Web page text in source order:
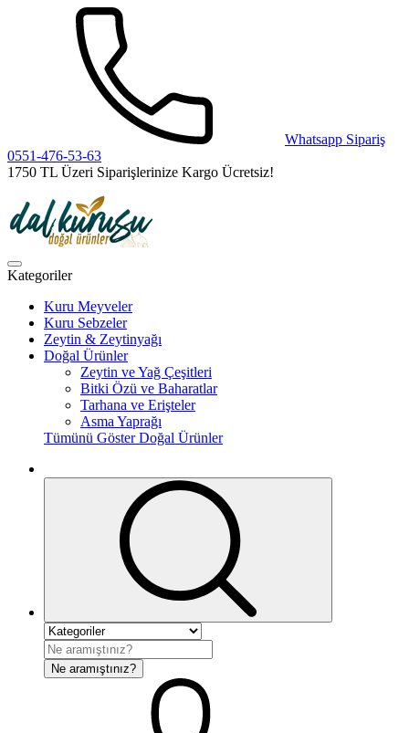
Whatsapp Sipariş
0551-476-53-63
1750 TL Üzeri Siparişlerinize Kargo Ücretsiz!
Kategoriler
Kuru Meyveler
Kuru Sebzeler
Zeytin & Zeytinyağı
Doğal Ürünler
Zeytin ve Yağ Çeşitleri
Bitki Özü ve Baharatlar
Tarhana ve Erişteler
Asma Yaprağı
Tümünü Göster Doğal Ürünler
Ne aramıştınız?